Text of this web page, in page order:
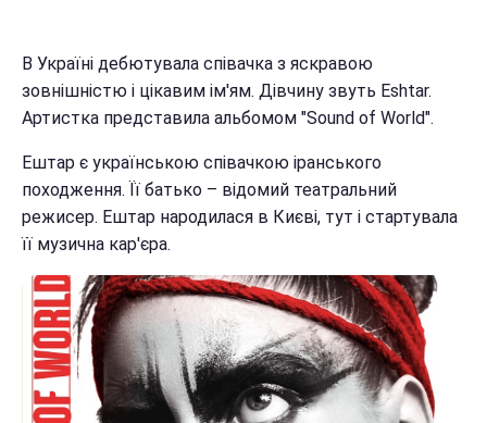
В Україні дебютувала співачка з яскравою
зовнішністю і цікавим ім'ям. Дівчину звуть Eshtar.
Артистка представила альбомом "Sound of World".
Ештар є українською співачкою іранського
походження. Її батько – відомий театральний
режисер. Ештар народилася в Києві, тут і стартувала
її музична кар'єра.